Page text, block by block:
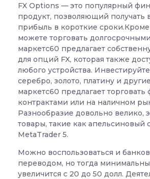
FX Options — это популярный
продукт, позволяющий получать
прибыль в короткие сроки.Кроме
можете торговать
маркетс60 предлагает
для опций FX, которая также
любого устройства.
серебро, золото, платину и
маркетс60 предлагает
контрактами или на наличном
Разнообразие довольно велико,
товары, такие как апельсиновый
MetaTrader 5.
Можно воспользоваться и
переводом, но тогда
увеличится с 20 до 50 долл.